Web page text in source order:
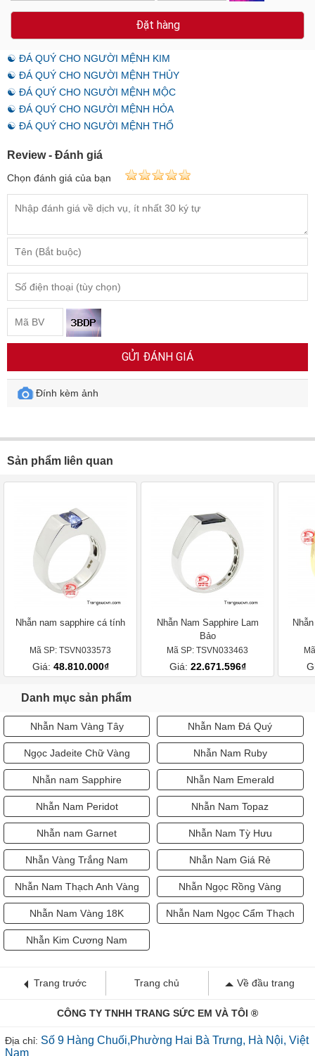
Đặt hàng
☯ ĐÁ QUÝ CHO NGƯỜI MỆNH KIM
☯ ĐÁ QUÝ CHO NGƯỜI MỆNH THỦY
☯ ĐÁ QUÝ CHO NGƯỜI MỆNH MỘC
☯ ĐÁ QUÝ CHO NGƯỜI MỆNH HỎA
☯ ĐÁ QUÝ CHO NGƯỜI MỆNH THỔ
Review - Đánh giá
Chọn đánh giá của bạn
GỬI ĐÁNH GIÁ
Đính kèm ảnh
Sản phẩm liên quan
Nhẫn nam sapphire cá tính
Mã SP: TSVN033573
Giá: 48.810.000₫
Nhẫn Nam Sapphire Lam
Bảo
Mã SP: TSVN033463
Giá: 22.671.596₫
Danh mục sản phẩm
Nhẫn Nam Vàng Tây Nhẫn Nam Đá Quý
Ngọc Jadeite Chữ Vàng Nhẫn Nam Ruby
Nhẫn nam Sapphire Nhẫn Nam Emerald
Nhẫn Nam Peridot Nhẫn Nam Topaz
Nhẫn nam Garnet Nhẫn Nam Tỳ Hưu
Nhẫn Vàng Trắng Nam Nhẫn Nam Giá Rẻ
Nhẫn Nam Thạch Anh Vàng Nhẫn Ngọc Rồng Vàng
Nhẫn Nam Vàng 18K Nhẫn Nam Ngọc Cẩm Thạch
Nhẫn Kim Cương Nam
Trang trước Trang chủ Về đầu trang
CÔNG TY TNHH TRANG SỨC EM VÀ TÔI ®
Địa chỉ: Số 9 Hàng Chuối,Phường Hai Bà Trưng, Hà Nội, Việt
Nam